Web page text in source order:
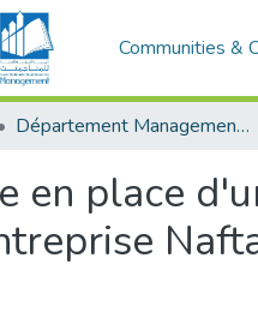
Communities &
Département Management et Entrepreneuriat
en place